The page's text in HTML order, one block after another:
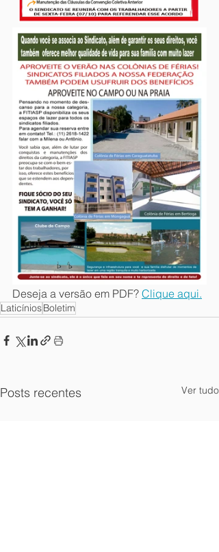
Deseja a versão em PDF? Clique aqui.
LaticíniosBoletim
Posts recentes Ver tudo